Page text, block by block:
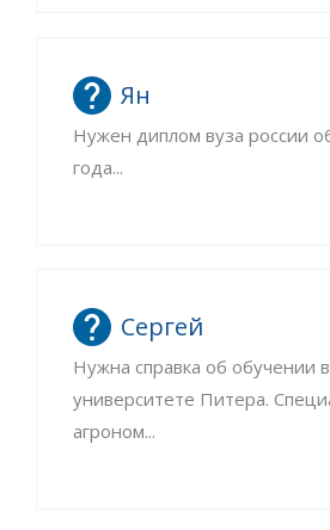
Ян
Нужен диплом вуза россии
года...
Сергей
Нужна справка об обучении
университете Питера.
агроном...